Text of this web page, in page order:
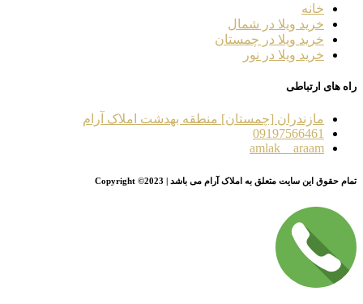
خانه
خرید ویلا در شمال
خرید ویلا در چمستان
خرید ویلا در نور
راه های ارتباطی
مازندران [چمستان] منطقه بهدشت املاک آرام
09197566461
amlak__araam
تمام حقوق این سایت متعلق به املاک آرام می باشد | Copyright ©2023